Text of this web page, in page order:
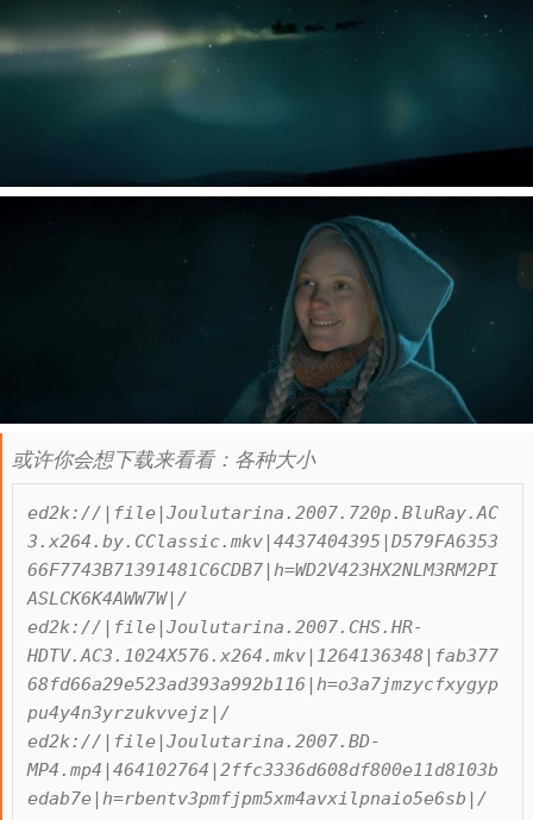
或许你会想下载来看看：各种大小
ed2k://|file|Joulutarina.2007.720p.BluRay.AC
3.x264.by.CClassic.mkv|4437404395|D579FA6353
66F7743B71391481C6CDB7|h=WD2V423HX2NLM3RM2PI
ASLCK6K4AWW7W|/
ed2k://|file|Joulutarina.2007.CHS.HR-
HDTV.AC3.1024X576.x264.mkv|1264136348|fab377
68fd66a29e523ad393a992b116|h=o3a7jmzycfxygyp
pu4y4n3yrzukvvejz|/
ed2k://|file|Joulutarina.2007.BD-
MP4.mp4|464102764|2ffc3336d608df800e11d8103b
edab7e|h=rbentv3pmfjpm5xm4avxilpnaio5e6sb|/